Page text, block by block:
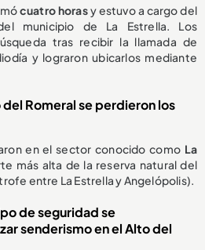
cuatro horasy estuvo a cargo del
municipio de La Estrella. Los
tras recibir la llamada de
y lograron ubicarlos mediante
Romeral se perdieron los
en el sector conocido como La
más alta de la reserva natural del
entre La Estrella y Angelópolis).
de seguridad se
senderismo en el Alto del